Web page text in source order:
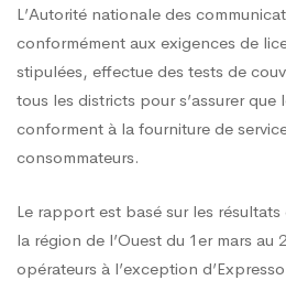
des
services
mobiles
cellulaires
L’Autorité nationale des
conformément aux exigences de
stipulées, effectue des tests de
tous les districts pour s’assurer que
conforment à la fourniture de
consommateurs.
Le rapport est basé sur les
la région de l’Ouest du 1er mars au
opérateurs à l’exception